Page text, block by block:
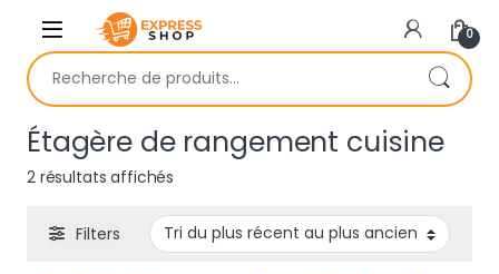
Skip to navigation
Skip to content
0
Recherche pour :
Étagère de rangement cuisine
2 résultats affichés
Filters